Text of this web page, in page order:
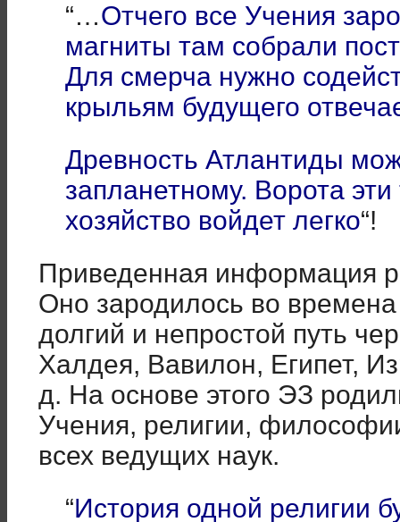
“…Отчего все Учения
магниты там собрали
Для смерча нужно
крыльям будущего
Древность Атлантиды
запланетному. Ворота
хозяйство войдет легко“!
Приведенная информация
Оно зародилось во
долгий и непростой путь
Халдея, Вавилон, Египет,
д. На основе этого ЭЗ
Учения, религии,
всех ведущих наук.
“История одной религии